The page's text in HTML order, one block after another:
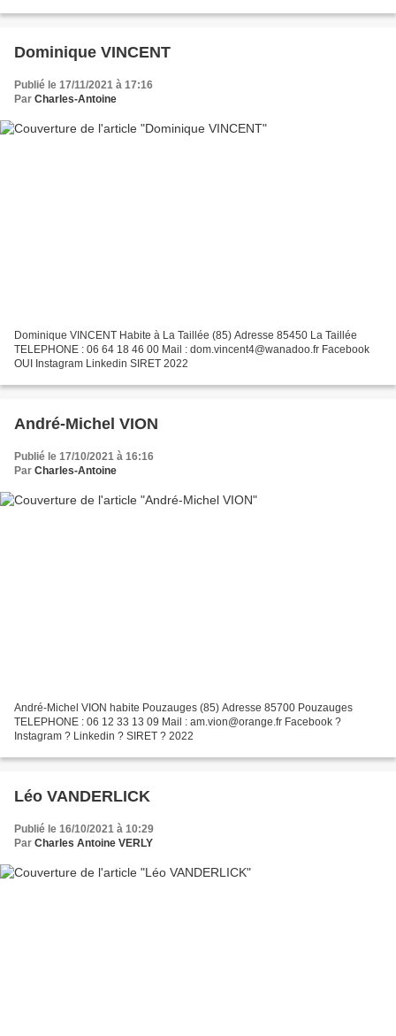
Dominique VINCENT
Publié le 17/11/2021 à 17:16
Par Charles-Antoine
Dominique VINCENT Habite à La Taillée (85) Adresse 85450 La Taillée
TELEPHONE : 06 64 18 46 00 Mail : dom.vincent4@wanadoo.fr Facebook
OUI Instagram Linkedin SIRET 2022
André-Michel VION
Publié le 17/10/2021 à 16:16
Par Charles-Antoine
André-Michel VION habite Pouzauges (85) Adresse 85700 Pouzauges
TELEPHONE : 06 12 33 13 09 Mail : am.vion@orange.fr Facebook ?
Instagram ? Linkedin ? SIRET ? 2022
Léo VANDERLICK
Publié le 16/10/2021 à 10:29
Par Charles Antoine VERLY